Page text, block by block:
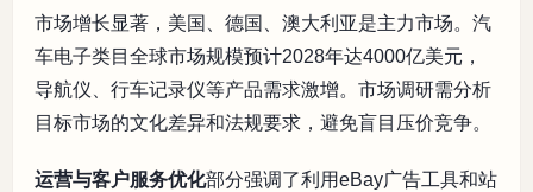
市场增长显著，美国、德国、澳大利亚是主力市场。汽
车电子类目全球市场规模预计2028年达4000亿美元，
导航仪、行车记录仪等产品需求激增。市场调研需分析
目标市场的文化差异和法规要求，避免盲目压价竞争。
运营与客户服务优化部分强调了利用eBay广告工具和站